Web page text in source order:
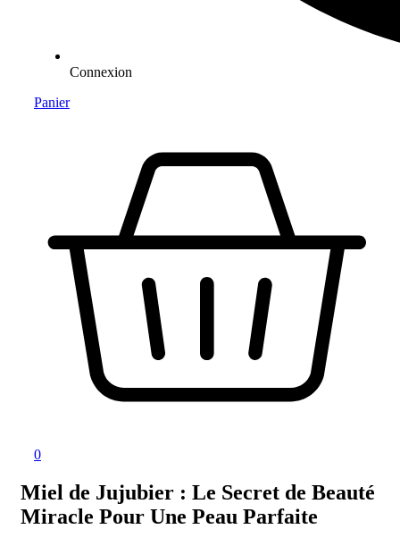
Connexion
Panier
0
Miel de Jujubier : Le Secret de Beauté
Miracle Pour Une Peau Parfaite